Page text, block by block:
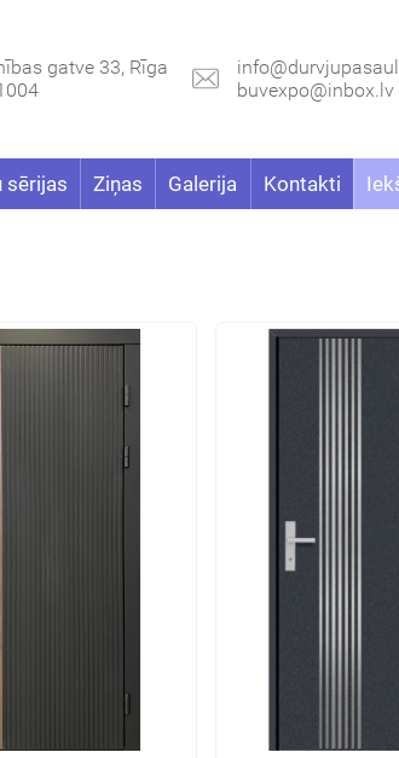
gatve 33, Rīga
buvexpo@inbox.lv
sērijas Ziņas Galerija Kontakti